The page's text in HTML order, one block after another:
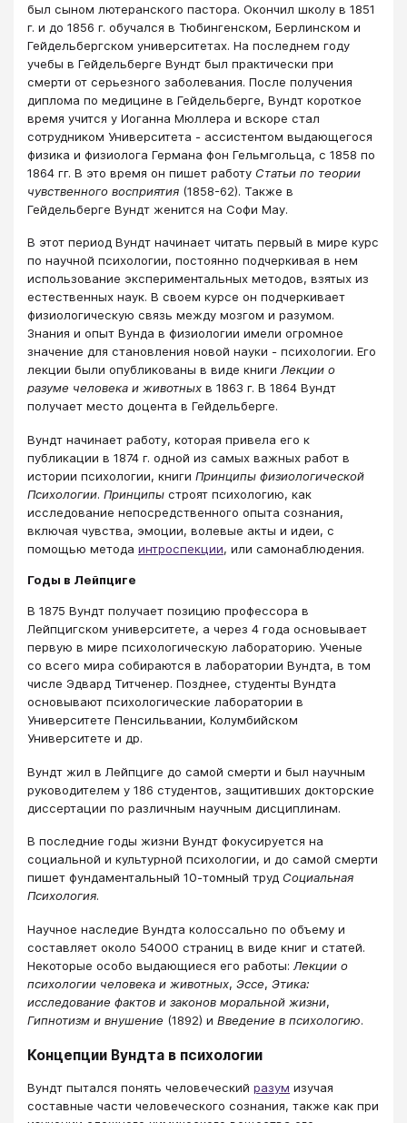
был сыном лютеранского пастора. Окончил школу в 1851
г. и до 1856 г. обучался в Тюбингенском, Берлинском и
Гейдельбергском университетах. На последнем году
учебы в Гейдельберге Вундт был практически при
смерти от серьезного заболевания. После получения
диплома по медицине в Гейдельберге, Вундт короткое
время учится у Иоганна Мюллера и вскоре стал
сотрудником Университета - ассистентом выдающегося
физика и физиолога Германа фон Гельмгольца, с 1858 по
1864 гг. В это время он пишет работу Статьи по теории
чувственного восприятия (1858-62). Также в
Гейдельберге Вундт женится на Софи Мау.
В этот период Вундт начинает читать первый в мире курс
по научной психологии, постоянно подчеркивая в нем
использование экспериментальных методов, взятых из
естественных наук. В своем курсе он подчеркивает
физиологическую связь между мозгом и разумом.
Знания и опыт Вунда в физиологии имели огромное
значение для становления новой науки - психологии. Его
лекции были опубликованы в виде книги Лекции о
разуме человека и животных в 1863 г. В 1864 Вундт
получает место доцента в Гейдельберге.
Вундт начинает работу, которая привела его к
публикации в 1874 г. одной из самых важных работ в
истории психологии, книги Принципы физиологической
Психологии. Принципы строят психологию, как
исследование непосредственного опыта сознания,
включая чувства, эмоции, волевые акты и идеи, с
помощью метода интроспекции, или самонаблюдения.
Годы в Лейпциге
В 1875 Вундт получает позицию профессора в
Лейпцигском университете, а через 4 года основывает
первую в мире психологическую лабораторию. Ученые
со всего мира собираются в лаборатории Вундта, в том
числе Эдвард Титченер. Позднее, студенты Вундта
основывают психологические лаборатории в
Университете Пенсильвании, Колумбийском
Университете и др.
Вундт жил в Лейпциге до самой смерти и был научным
руководителем у 186 студентов, защитивших докторские
диссертации по различным научным дисциплинам.
В последние годы жизни Вундт фокусируется на
социальной и культурной психологии, и до самой смерти
пишет фундаментальный 10-томный труд Социальная
Психология.
Научное наследие Вундта колоссально по объему и
составляет около 54000 страниц в виде книг и статей.
Некоторые особо выдающиеся его работы: Лекции о
психологии человека и животных, Эссе, Этика:
исследование фактов и законов моральной жизни,
Гипнотизм и внушение (1892) и Введение в психологию.
Концепции Вундта в психологии
Вундт пытался понять человеческий разум изучая
составные части человеческого сознания, также как при